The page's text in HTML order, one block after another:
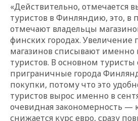
«Действительно, отмечается
туристов в Финляндию, это, в
отмечают владельцы
финских городах. Увеличение
магазинов списывают именно
туристов. В основном туристы
приграничные города
покупки, потому что это
туристов вырос именно в
очевидная закономерность —
снижается курс евро, сразу